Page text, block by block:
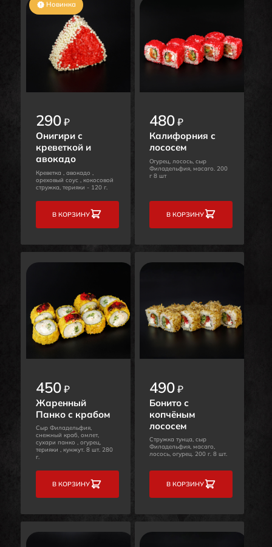
Новинка
290₽
Онигири с
креветкой и
авокадо
Креветка , авокадо ,
ореховый соус , кокосовой
стружка, терияки - 120 г.
В КОРЗИНУ
480₽
Калифорния с
лососем
Огурец, лосось, сыр
Филадельфия, масаго. 200
г 8 шт
В КОРЗИНУ
450₽
Жаренный
Панко с крабом
Сыр Филадельфия,
снежный краб, омлет,
сухари панко , огурец,
терияки , кунжут. 8 шт. 280
г.
В КОРЗИНУ
490₽
Бонито с
копчёным
лососем
Стружка тунца, сыр
Филадельфия, масаго,
лосось, огурец. 200 г. 8 шт.
В КОРЗИНУ